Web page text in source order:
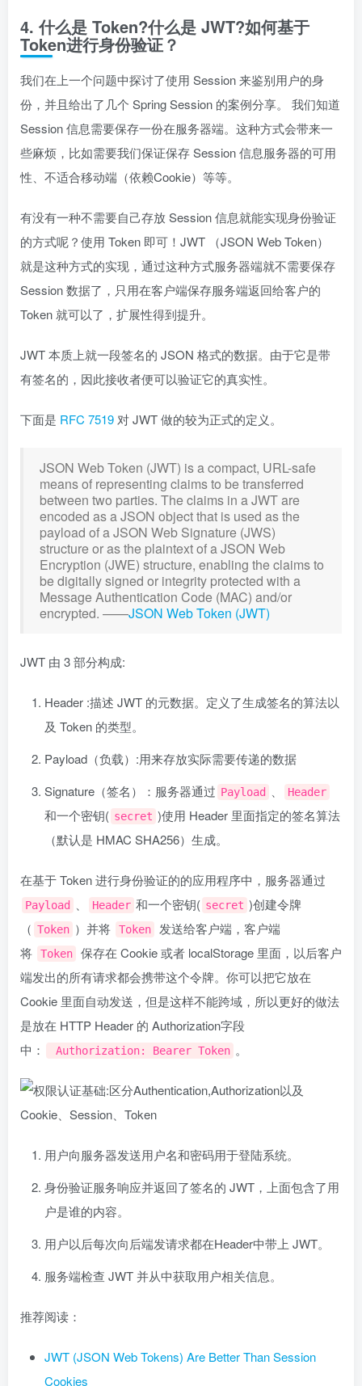
4. 什么是 Token?什么是 JWT?如何基于
Token进行身份验证？
我们在上一个问题中探讨了使用 Session 来鉴别用户的身
份，并且给出了几个 Spring Session 的案例分享。 我们知道
Session 信息需要保存一份在服务器端。这种方式会带来一
些麻烦，比如需要我们保证保存 Session 信息服务器的可用
性、不适合移动端（依赖Cookie）等等。
有没有一种不需要自己存放 Session 信息就能实现身份验证
的方式呢？使用 Token 即可！JWT （JSON Web Token）
就是这种方式的实现，通过这种方式服务器端就不需要保存
Session 数据了，只用在客户端保存服务端返回给客户的
Token 就可以了，扩展性得到提升。
JWT 本质上就一段签名的 JSON 格式的数据。由于它是带
有签名的，因此接收者便可以验证它的真实性。
下面是 RFC 7519 对 JWT 做的较为正式的定义。
JSON Web Token (JWT) is a compact, URL-safe
means of representing claims to be transferred
between two parties. The claims in a JWT are
encoded as a JSON object that is used as the
payload of a JSON Web Signature (JWS)
structure or as the plaintext of a JSON Web
Encryption (JWE) structure, enabling the claims to
be digitally signed or integrity protected with a
Message Authentication Code (MAC) and/or
encrypted. ——JSON Web Token (JWT)
JWT 由 3 部分构成:
Header :描述 JWT 的元数据。定义了生成签名的算法以
及 Token 的类型。
Payload（负载）:用来存放实际需要传递的数据
Signature（签名）：服务器通过 Payload Header
和一个密钥( secret )使用 Header 里面指定的签名算法
（默认是 HMAC SHA256）生成。
在基于 Token 进行身份验证的的应用程序中，服务器通过
Payload Header 和一个密钥( secret )创建令牌
（ Token ）并将 Token
发送给客户端，客户端
将
Token
保存在 Cookie 或者 localStorage 里面，以后客户
端发出的所有请求都会携带这个令牌。你可以把它放在
Cookie 里面自动发送，但是这样不能跨域，所以更好的做法
是放在 HTTP Header 的 Authorization字段
中：
Authorization: Bearer Token 。
用户向服务器发送用户名和密码用于登陆系统。
身份验证服务响应并返回了签名的 JWT，上面包含了用
户是谁的内容。
用户以后每次向后端发请求都在Header中带上 JWT。
服务端检查 JWT 并从中获取用户相关信息。
推荐阅读：
JWT (JSON Web Tokens) Are Better Than Session
Cookies